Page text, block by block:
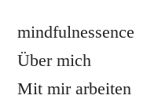
mindfulnessence
Über mich
Mit mir arbeiten